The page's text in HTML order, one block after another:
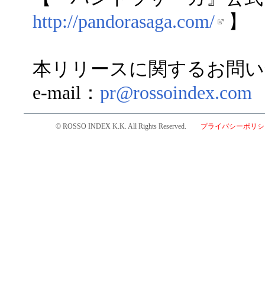
http://pandorasaga.com/
】
本リリースに関するお問
e-mail： pr@rossoindex.com